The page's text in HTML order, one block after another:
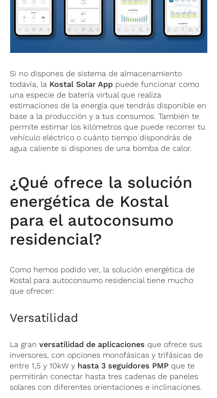
Si no dispones de sistema de almacenamiento
todavía, la Kostal Solar App puede funcionar como
una especie de batería virtual que realiza
estimaciones de la energía que tendrás disponible en
base a la producción y a tus consumos. También te
permite estimar los kilómetros que puede recorrer tu
vehículo eléctrico o cuánto tiempo dispondrás de
agua caliente si dispones de una bomba de calor.
¿Qué ofrece la solución
energética de Kostal
para el autoconsumo
residencial?
Como hemos podido ver, la solución energética de
Kostal para autoconsumo residencial tiene mucho
que ofrecer:
Versatilidad
La granversatilidad de aplicaciones que ofrece sus
inversores, con opciones monofásicas y trifásicas de
entre 1,5 y 10kW y hasta 3 seguidores PMP que te
permitirán conectar hasta tres cadenas de paneles
solares con diferentes orientaciones e inclinaciones.